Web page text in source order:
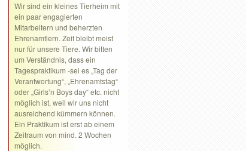
Wir sind ein kleines Tierheim mit
ein paar engagierten
Mitarbeitern und beherzten
Ehrenamtlern. Zeit bleibt meist
nur für unsere Tiere. Wir bitten
um Verständnis, dass ein
Tagespraktikum -sei es „Tag der
Verantwortung“, „Ehrenamtstag“
oder „Girls’n Boys day“ etc. nicht
möglich ist, weil wir uns nicht
ausreichend kümmern können.
Ein Praktikum ist erst ab einem
Zeitraum von mind. 2 Wochen
möglich.